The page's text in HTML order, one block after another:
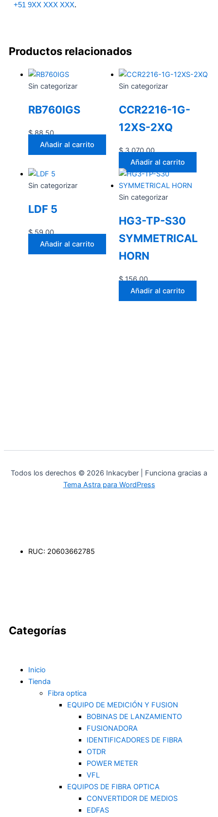
+51 9XX XXX XXX.
Productos relacionados
Sin categorizar
RB760IGS
$88.50
Añadir al carrito
Sin categorizar
CCR2216-1G-
12XS-2XQ
$3,070.00
Añadir al carrito
Sin categorizar
LDF 5
$59.00
Añadir al carrito
Sin categorizar
HG3-TP-S30
SYMMETRICAL
HORN
$156.00
Añadir al carrito
Todos los derechos © 2026 Inkacyber | Funciona gracias a
Tema Astra para WordPress
RUC: 20603662785
a
e
n
a
m
o
k
e
d
i
n
Categorías
Inicio
Tienda
Fibra optica
EQUIPO DE MEDICIÓN Y FUSION
BOBINAS DE LANZAMIENTO
FUSIONADORA
IDENTIFICADORES DE FIBRA
OTDR
POWER METER
VFL
EQUIPOS DE FIBRA OPTICA
CONVERTIDOR DE MEDIOS
EDFAS